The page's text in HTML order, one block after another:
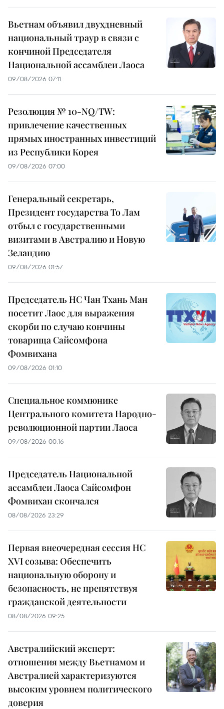
Вьетнам объявил двухдневный
национальный траур в связи с
кончиной Председателя
Национальной ассамблеи Лаоса
09/08/2026 07:11
Резолюция № 10-NQ/TW:
привлечение качественных
прямых иностранных инвестиций
из Республики Корея
09/08/2026 07:00
Генеральный секретарь,
Президент государства То Лам
отбыл с государственными
визитами в Австралию и Новую
Зеландию
09/08/2026 01:57
Председатель НС Чан Тхань Ман
посетит Лаос для выражения
скорби по случаю кончины
товарища Сайсомфона
Фомвихана
09/08/2026 01:10
Специальное коммюнике
Центрального комитета Народно-
революционной партии Лаоса
09/08/2026 00:16
Председатель Национальной
ассамблеи Лаоса Сайсомфон
Фомвихан скончался
08/08/2026 23:29
Первая внеочередная сессия НС
XVI созыва: Обеспечить
национальную оборону и
безопасность, не препятствуя
гражданской деятельности
08/08/2026 09:25
Австралийский эксперт:
отношения между Вьетнамом и
Австралией характеризуются
высоким уровнем политического
доверия